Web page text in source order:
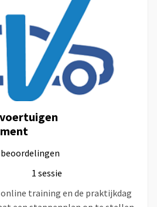
beoordelingen
1 sessie
training en de praktijkdag